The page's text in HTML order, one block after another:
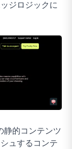
ジロジックに
静的コンテンツ
ュするコンテ